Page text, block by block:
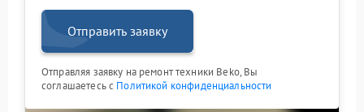
Отправить заявку
Отправляя заявку на ремонт техники Beko, Вы
соглашаетесь с Политикой конфиденциальности